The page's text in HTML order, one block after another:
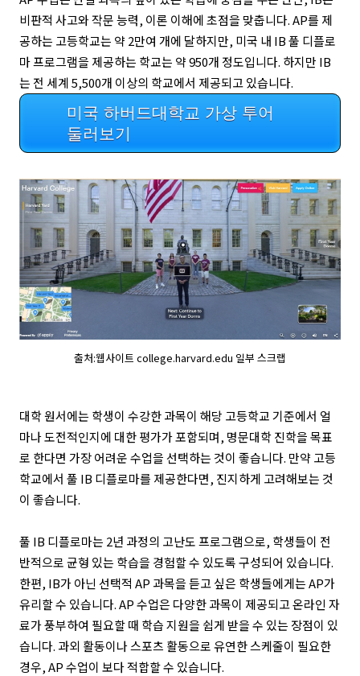
비판적 사고와 작문 능력, 이론 이해에 초점을 맞춥니다. AP를 제
공하는 고등학교는 약 2만여 개에 달하지만, 미국 내 IB 풀 디플로
마 프로그램을 제공하는 학교는 약 950개 정도입니다. 하지만 IB
는 전 세계 5,500개 이상의 학교에서 제공되고 있습니다.
미국 하버드대학교 가상 투어
둘러보기
출처:웹사이트 college.harvard.edu 일부 스크랩
대학 원서에는 학생이 수강한 과목이 해당 고등학교 기준에서 얼
마나 도전적인지에 대한 평가가 포함되며, 명문대학 진학을 목표
로 한다면 가장 어려운 수업을 선택하는 것이 좋습니다. 만약 고등
학교에서 풀 IB 디플로마를 제공한다면, 진지하게 고려해보는 것
이 좋습니다.
풀 IB 디플로마는 2년 과정의 고난도 프로그램으로, 학생들이 전
반적으로 균형 있는 학습을 경험할 수 있도록 구성되어 있습니다.
한편, IB가 아닌 선택적 AP 과목을 듣고 싶은 학생들에게는 AP가
유리할 수 있습니다. AP 수업은 다양한 과목이 제공되고 온라인 자
료가 풍부하여 필요할 때 학습 지원을 쉽게 받을 수 있는 장점이 있
습니다. 과외 활동이나 스포츠 활동으로 유연한 스케줄이 필요한
경우, AP 수업이 보다 적합할 수 있습니다.